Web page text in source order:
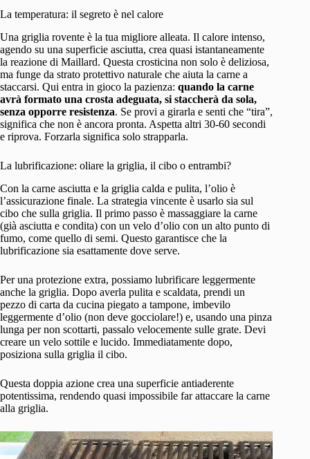
La temperatura: il segreto è nel calore
Una griglia rovente è la tua migliore alleata. Il calore intenso,
agendo su una superficie asciutta, crea quasi istantaneamente
la reazione di Maillard. Questa crosticina non solo è deliziosa,
ma funge da strato protettivo naturale che aiuta la carne a
staccarsi. Qui entra in gioco la pazienza: quando la carne
avrà formato una crosta adeguata, si staccherà da sola,
senza opporre resistenza. Se provi a girarla e senti che “tira”,
significa che non è ancora pronta. Aspetta altri 30-60 secondi
e riprova. Forzarla significa solo strapparla.
La lubrificazione: oliare la griglia, il cibo o entrambi?
Con la carne asciutta e la griglia calda e pulita, l’olio è
l’assicurazione finale. La strategia vincente è usarlo sia sul
cibo che sulla griglia. Il primo passo è massaggiare la carne
(già asciutta e condita) con un velo d’olio con un alto punto di
fumo, come quello di semi. Questo garantisce che la
lubrificazione sia esattamente dove serve.
Per una protezione extra, possiamo lubrificare leggermente
anche la griglia. Dopo averla pulita e scaldata, prendi un
pezzo di carta da cucina piegato a tampone, imbevilo
leggermente d’olio (non deve gocciolare!) e, usando una pinza
lunga per non scottarti, passalo velocemente sulle grate. Devi
creare un velo sottile e lucido. Immediatamente dopo,
posiziona sulla griglia il cibo.
Questa doppia azione crea una superficie antiaderente
potentissima, rendendo quasi impossibile far attaccare la carne
alla griglia.